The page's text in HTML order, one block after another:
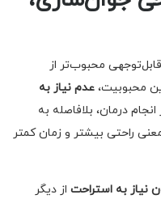
محبوب‌تر از
محبوبیت، عدم نیاز به
درمان، بلافاصله به
راحتی بیشتر و زمان کمتر
نیاز به استراحت از دیگر